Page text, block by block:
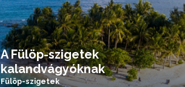
A Fülöp-szigetek
kalandvágyóknak
Fülöp-szigetek